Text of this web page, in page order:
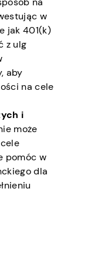
w
jak 401(k)
z ulg
aby
na cele
i
może
pomóc w
dla